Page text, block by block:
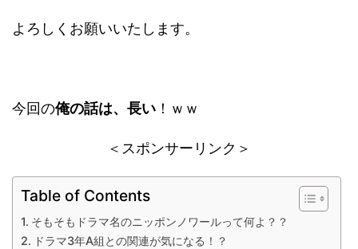
よろしくお願いいたします。
今回の俺の話は、長い ！ｗｗ
＜スポンサーリンク＞
Table of Contents
そもそもドラマ名のニッポンノワールって何よ？？
ドラマ3年A組との関連が気になる！？